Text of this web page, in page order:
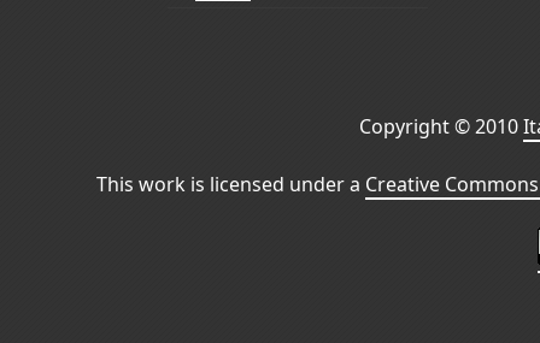
Copyright © 2010
This work is licensed under a Creative